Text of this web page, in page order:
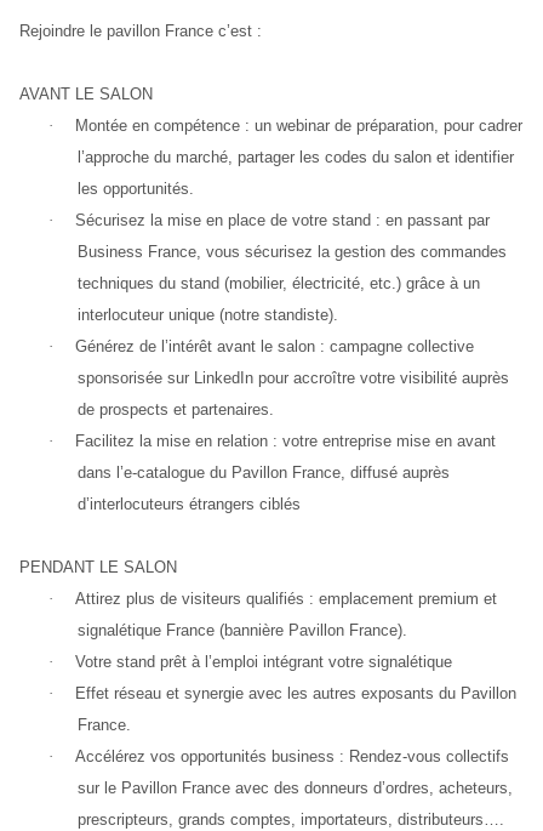
Rejoindre le pavillon France c’est :
AVANT LE SALON
·
Montée en compétence : un webinar de préparation, pour cadrer
l’approche du marché, partager les codes du salon et identifier
les opportunités.
·
Sécurisez la mise en place de votre stand : en passant par
Business France, vous sécurisez la gestion des commandes
techniques du stand (mobilier, électricité, etc.) grâce à un
interlocuteur unique (notre standiste).
·
Générez de l’intérêt avant le salon : campagne collective
sponsorisée sur LinkedIn pour accroître votre visibilité auprès
de prospects et partenaires.
·
Facilitez la mise en relation : votre entreprise mise en avant
dans l’e-catalogue du Pavillon France, diffusé auprès
d’interlocuteurs étrangers ciblés
PENDANT LE SALON
·
Attirez plus de visiteurs qualifiés : emplacement premium et
signalétique France (bannière Pavillon France).
·
Votre stand prêt à l’emploi intégrant votre signalétique
·
Effet réseau et synergie avec les autres exposants du Pavillon
France.
·
Accélérez vos opportunités business : Rendez-vous collectifs
sur le Pavillon France avec des donneurs d’ordres, acheteurs,
prescripteurs, grands comptes, importateurs, distributeurs….